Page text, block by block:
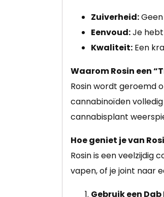
Zuiverheid:
Eenvoud:Je
Kwaliteit: Een
Waarom Rosin een
Rosin wordt geroemd
cannabinoïden
cannabisplant
Hoe geniet je van
Rosin is een
vapen, of je joint naar
Gebruik een Dab